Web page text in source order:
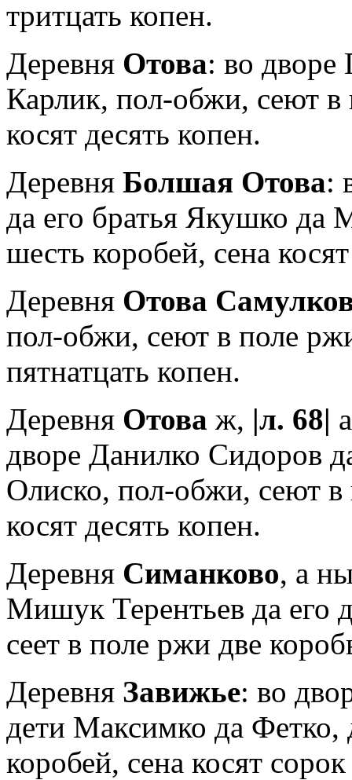
тритцать копен.
Деревня Отова: во дворе
Карлик, по­л-обжи, сеют в
косят десять копен.
Деревня Болшая Отова:
да его бра­тья Якушко да
шесть коробей, се­на
Деревня Отова
пол-обжи, се­ют в поле
пятнатцать копен.
Деревня Отова ж, |л. 68|
дворе Данилко Си­доров
Олиско, пол-обжи, сеют в
косят десять копен.
Деревня Симанково, а
Мишук Терентьев да
сеет в поле ржи две
Деревня Завижье: во
дети Максимко да
коробей, сена косят